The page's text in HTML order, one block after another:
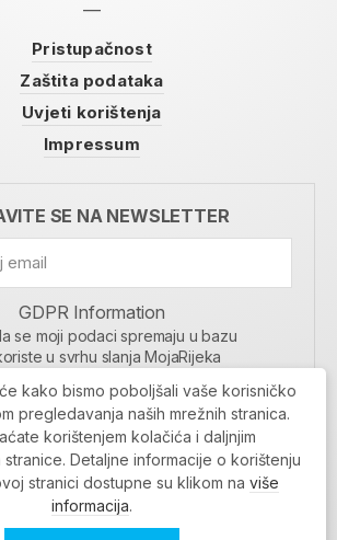
Pristupačnost
Zaštita podataka
Uvjeti korištenja
Impressum
SE NA NEWSLETTER
GDPR Information
se moji podaci spremaju u bazu
u svrhu slanja MojaRijeka
NEWSLETTER
PRIJAVI SE
kako bismo poboljšali vaše korisničko
pregledavanja naših mrežnih stranica.
korištenjem kolačića i daljnjim
Detaljne informacije o korištenju
stranici dostupne su klikom na više
informacija.